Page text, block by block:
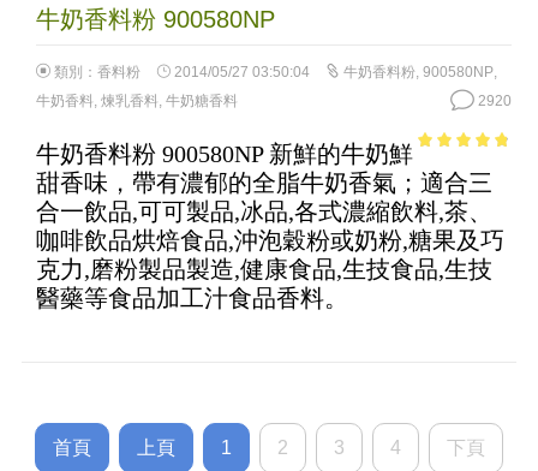
牛奶香料粉 900580NP
類別： 香料粉 2014/05/27 03:50:04 牛奶香料粉, 900580NP,
牛奶香料, 煉乳香料, 牛奶糖香料 2920
5
牛奶香料粉 900580NP 新鮮的牛奶鮮
甜香味，帶有濃郁的全脂牛奶香氣；適合三
合一飲品,可可製品,冰品,各式濃縮飲料,茶、
咖啡飲品烘焙食品,沖泡穀粉或奶粉,糖果及巧
克力,磨粉製品製造,健康食品,生技食品,生技
醫藥等食品加工汁食品香料。
首頁 上頁 1 2 3 4 下頁